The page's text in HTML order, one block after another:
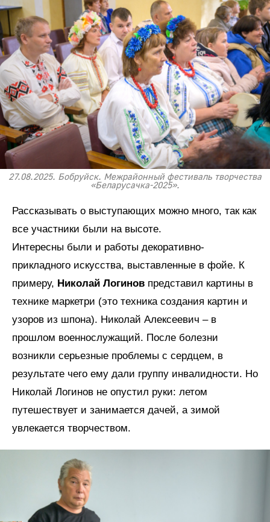
27.08.2025. Бобруйск. Межрайонный фестиваль творчества
«Беларусачка-2025».
Рассказывать о выступающих можно много, так как
все участники были на высоте.
Интересны были и работы декоративно-
прикладного искусства, выставленные в фойе. К
примеру, Николай Логинов представил картины в
технике маркетри (это техника создания картин и
узоров из шпона). Николай Алексеевич – в
прошлом военнослужащий. После болезни
возникли серьезные проблемы с сердцем, в
результате чего ему дали группу инвалидности. Но
Николай Логинов не опустил руки: летом
путешествует и занимается дачей, а зимой
увлекается творчеством.